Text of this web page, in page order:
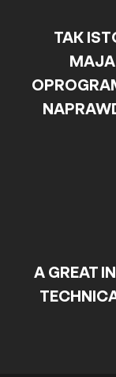
TAK
A GREAT